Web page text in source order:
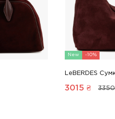
New -10%
LeBERDES
3015 ₴